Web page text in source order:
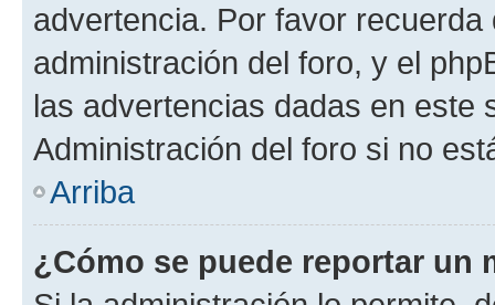
advertencia. Por favor
administración del foro, y el
las advertencias dadas en este
Administración del foro si no
Arriba
¿Cómo se puede reportar un